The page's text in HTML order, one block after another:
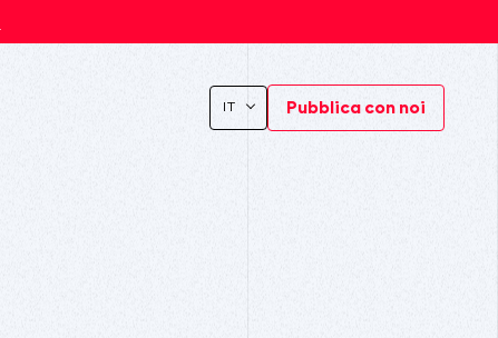
IT Pubblica con noi